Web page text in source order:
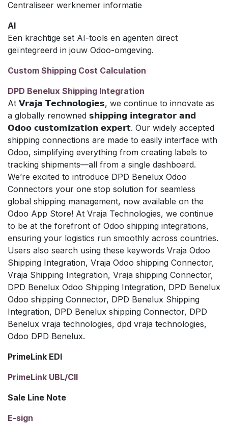
Centraliseer werknemer informatie
AI
Een krachtige set AI-tools en agenten direct
geïntegreerd in jouw Odoo-omgeving.
Custom Shipping Cost Calculation
DPD Benelux Shipping Integration
At 𝗩𝗿𝗮𝗷𝗮 𝗧𝗲𝗰𝗵𝗻𝗼𝗹𝗼𝗴𝗶𝗲𝘀, we continue to innovate as
a globally renowned 𝘀𝗵𝗶𝗽𝗽𝗶𝗻𝗴 𝗶𝗻𝘁𝗲𝗴𝗿𝗮𝘁𝗼𝗿 𝗮𝗻𝗱
𝗢𝗱𝗼𝗼 𝗰𝘂𝘀𝘁𝗼𝗺𝗶𝘇𝗮𝘁𝗶𝗼𝗻 𝗲𝘅𝗽𝗲𝗿𝘁. Our widely accepted
shipping connections are made to easily interface with
Odoo, simplifying everything from creating labels to
tracking shipments—all from a single dashboard.
We’re excited to introduce DPD Benelux Odoo
Connectors your one stop solution for seamless
global shipping management, now available on the
Odoo App Store! At Vraja Technologies, we continue
to be at the forefront of Odoo shipping integrations,
ensuring your logistics run smoothly across countries.
Users also search using these keywords Vraja Odoo
Shipping Integration, Vraja Odoo shipping Connector,
Vraja Shipping Integration, Vraja shipping Connector,
DPD Benelux Odoo Shipping Integration, DPD Benelux
Odoo shipping Connector, DPD Benelux Shipping
Integration, DPD Benelux shipping Connector, DPD
Benelux vraja technologies, dpd vraja technologies,
Odoo DPD Benelux.
PrimeLink EDI
PrimeLink UBL/CII
Sale Line Note
E-sign